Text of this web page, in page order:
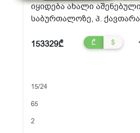
იყიდება ახალი
საბურთალოზე, პ.
153329₾ ₾ $
15/24
65
2